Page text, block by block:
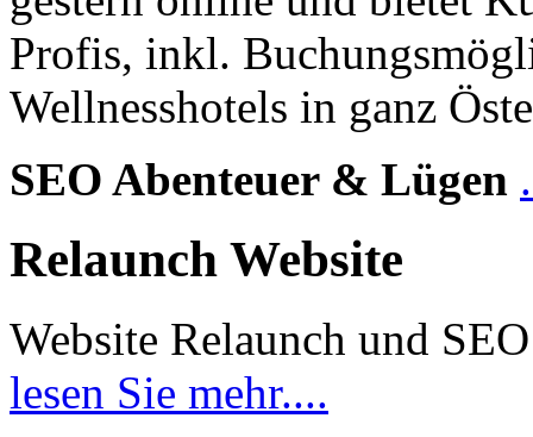
Profis, inkl.
Wellnesshotels in ganz
SEO Abenteuer & Lügen
Relaunch Website
Website Relaunch und SEO
lesen Sie mehr....